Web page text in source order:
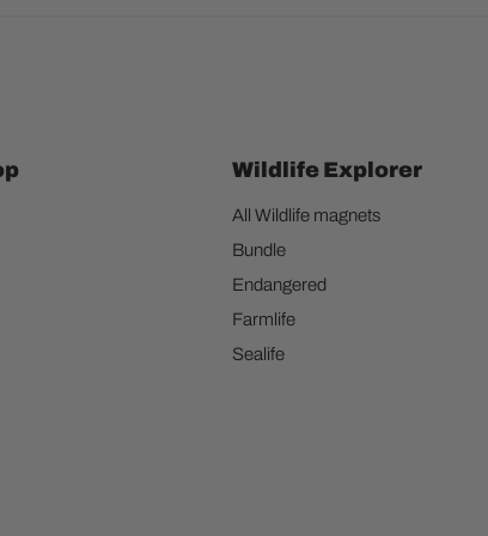
Wildlife Explorer
All Wildlife magnets
Bundle
Endangered
Farmlife
Sealife